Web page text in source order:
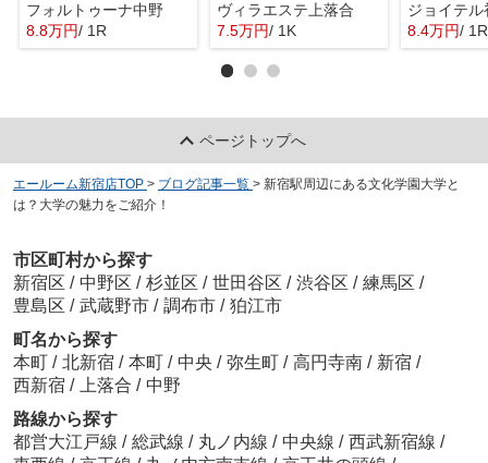
フォルトゥーナ中野
8.8万円/ 1R
ヴィラエステ上落合
7.5万円/ 1K
ジョイテル
8.4万円/ 1R
ページトップへ
エールーム新宿店TOP > ブログ記事一覧 > 新宿駅周辺にある文化学園大学と
は？大学の魅力をご紹介！
市区町村から探す
新宿区 / 中野区 / 杉並区 / 世田谷区 / 渋谷区 / 練馬区 /
豊島区 / 武蔵野市 / 調布市 / 狛江市
町名から探す
本町 / 北新宿 / 本町 / 中央 / 弥生町 / 高円寺南 / 新宿 /
西新宿 / 上落合 / 中野
路線から探す
都営大江戸線 / 総武線 / 丸ノ内線 / 中央線 / 西武新宿線 /